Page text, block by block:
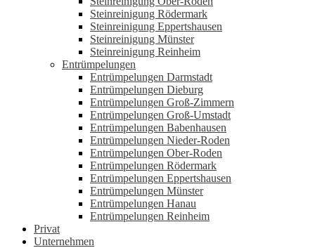
Steinreinigung Rödermark
Steinreinigung Eppertshausen
Steinreinigung Münster
Steinreinigung Reinheim
Entrümpelungen
Entrümpelungen Darmstadt
Entrümpelungen Dieburg
Entrümpelungen Groß-Zimmern
Entrümpelungen Groß-Umstadt
Entrümpelungen Babenhausen
Entrümpelungen Nieder-Roden
Entrümpelungen Ober-Roden
Entrümpelungen Rödermark
Entrümpelungen Eppertshausen
Entrümpelungen Münster
Entrümpelungen Hanau
Entrümpelungen Reinheim
Privat
Unternehmen